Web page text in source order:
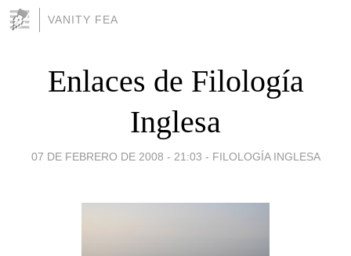
VANITY FEA
Enlaces de Filología
Inglesa
07 DE FEBRERO DE 2008 - 21:03 - FILOLOGÍA INGLESA